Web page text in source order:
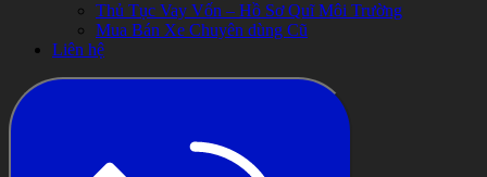
Thủ Tục Vay Vốn – Hồ Sơ Quĩ Môi Trường
Mua Bán Xe Chuyên dùng Cũ
Liên hệ